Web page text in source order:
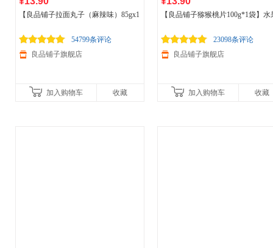
【良品铺子拉面丸子（麻辣味）85gx1
品小零食小吃袋装54799条评论
良品铺子旗舰店
加入购物车 收藏
【良品铺子猕猴桃片100g*1袋】水
袋装食品
23098条评论
良品铺子旗舰店
加入购物车 收藏